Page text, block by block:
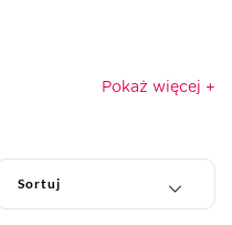
Pokaż więcej +